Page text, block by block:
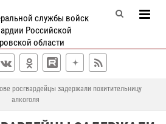
службы войск
Российской
области
росгвардейцы задержали похитительницу
алкоголя